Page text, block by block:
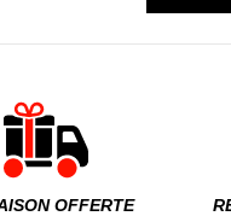
OFFERTE